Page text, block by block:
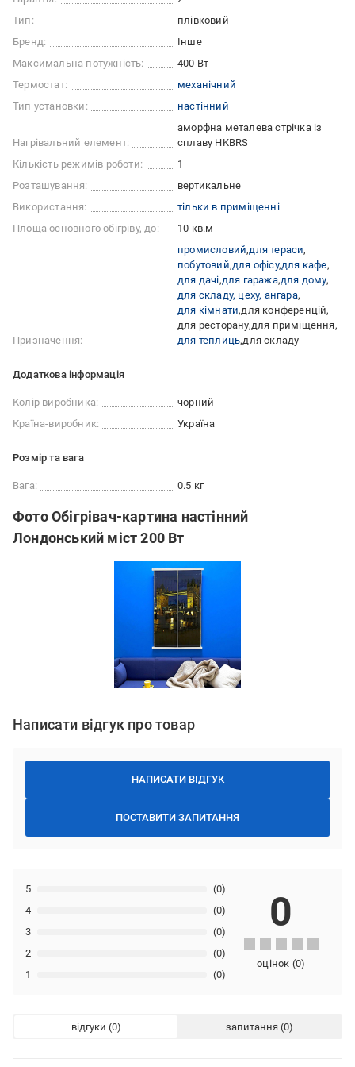
Тип:
плівковий
Бренд:
Інше
Максимальна потужність:
400 Вт
Термостат:
механічний
Тип установки:
настінний
Нагрівальний елемент:
аморфна металева стрічка із
сплаву HKBRS
Кількість режимів роботи:
1
Розташування:
вертикальне
Використання:
тільки в приміщенні
Площа основного обігріву, до:
10 кв.м
Призначення:
промисловий для тераси
побутовий для офісу для кафе
для дачі для гаража для дому
для складу, цеху, ангара
для кімнати для конференцій
для ресторану для приміщення
для теплиць для складу
Додаткова інформація
Колір виробника:
чорний
Країна-виробник:
Україна
Розмір та вага
Вага: 0.5 кг
Фото Обігрівач-картина настінний
Лондонський міст 200 Вт
Написати відгук про товар
НАПИСАТИ ВІДГУК
ПОСТАВИТИ ЗАПИТАННЯ
1 (0)
2 (0)
3 (0)
4 (0)
5 (0)
0
оцінок (0)
відгуки запитання